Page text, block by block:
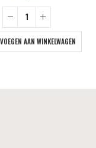
AAN WINKELWAGEN